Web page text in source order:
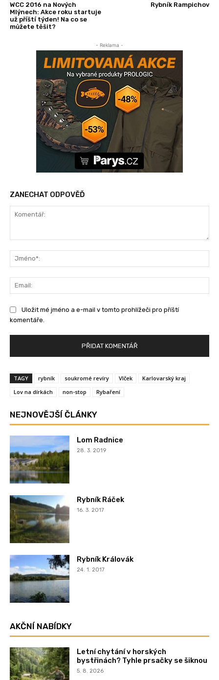
WCC 2016 na Nových
Mlýnech: Akce roku startuje
už příští týden! Na co se
můžete těšit?
Rybník Rampichov
- Reklama -
ZANECHAT ODPOVĚĎ
Uložit mé jméno a e-mail v tomto prohlížeči pro příští
komentáře.
TAGY rybník soukromé revíry Vlček
Karlovarský kraj
Lov na dírkách
non-stop Rybaření
NEJNOVĚJŠÍ ČLÁNKY
Lom Radnice
28. 3. 2019
Rybník Ráček
16. 3. 2017
Rybník Královák
24. 1. 2017
AKČNÍ NABÍDKY
Letní chytání v horských
bystřinách? Tyhle prsačky se šiknou
5. 8. 2026